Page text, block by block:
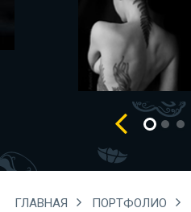
ГЛАВНАЯ ПОРТФОЛИО